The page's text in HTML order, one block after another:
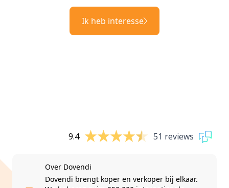
Ik heb interesse
9.4 51 reviews
Over Dovendi
Dovendi brengt koper en verkoper bij elkaar.